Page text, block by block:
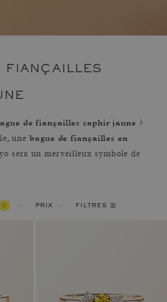
FIANÇAILLES
de fiançailles saphir jaune ?
une bague de fiançailles en
sera un merveilleux symbole de
prix filtres